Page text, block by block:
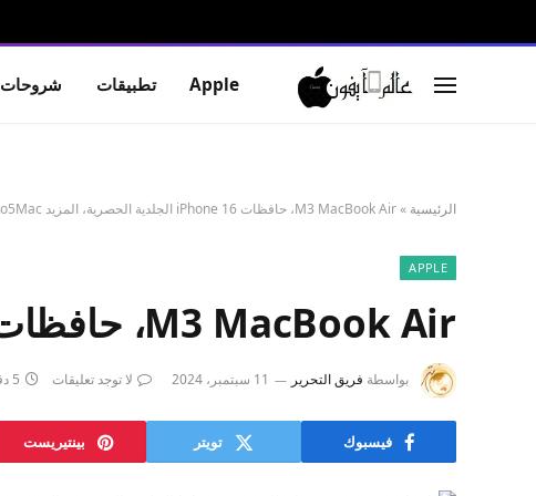
Apple تطبيقات شروحات
الرئيسية »M3 MacBook Air، حافظات iPhone 16 الجلدية الحصرية، المزيد 9to5Mac
APPLE
M3 MacBook Air، حافظات iPhone 16 الجلدية الحصرية، المزيد 9to5Mac
بواسطة فريق التحرير 11 سبتمبر، 2024 لا توجد تعليقات 5 دقائق
فيسبوك تويتر بينتيريست